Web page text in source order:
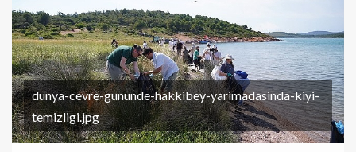
dunya-cevre-gununde-hakkibey-yarimadasinda-kiyi-
temizligi.jpg